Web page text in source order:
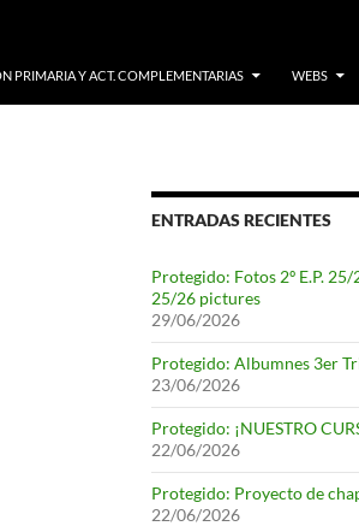
PRIMARIA Y ACT. COMPLEMENTARIAS WEBS
ENTRADAS RECIENTES
Protegido: Fotos 2º E.P.
25/26 pictures
29/06/2026
Protegido: Albumnes 3er
23/06/2026
Protegido: ¡NUESTRO
22/06/2026
Protegido: Proyecto de
22/06/2026